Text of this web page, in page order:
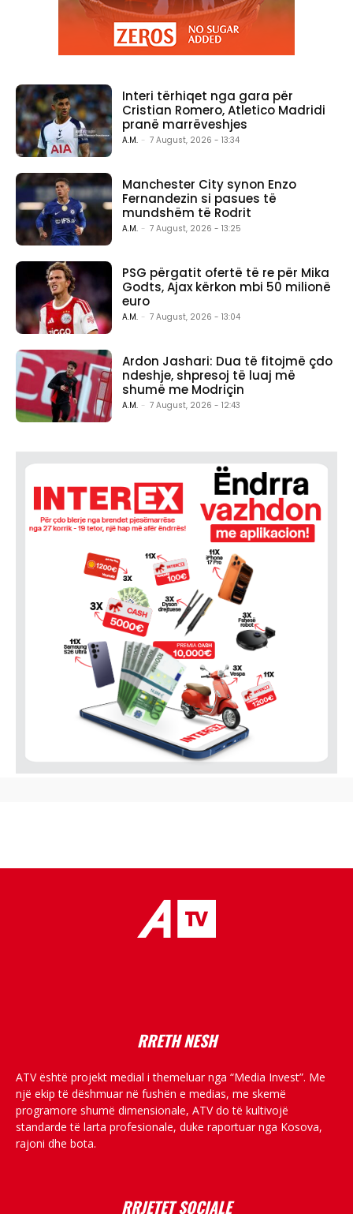
Interi tërhiqet nga gara për
Cristian Romero, Atletico Madridi
pranë marrëveshjes
A.M. - 7 August, 2026 - 13:34
Manchester City synon Enzo
Fernandezin si pasues të
mundshëm të Rodrit
A.M. - 7 August, 2026 - 13:25
PSG përgatit ofertë të re për Mika
Godts, Ajax kërkon mbi 50 milionë
euro
A.M. - 7 August, 2026 - 13:04
Ardon Jashari: Dua të fitojmë çdo
ndeshje, shpresoj të luaj më
shumë me Modriçin
A.M. - 7 August, 2026 - 12:43
RRETH NESH
ATV është projekt medial i themeluar nga “Media Invest”. Me
një ekip të dëshmuar në fushën e medias, me skemë
programore shumë dimensionale, ATV do të kultivojë
standarde të larta profesionale, duke raportuar nga Kosova,
rajoni dhe bota.
RRJETET SOCIALE